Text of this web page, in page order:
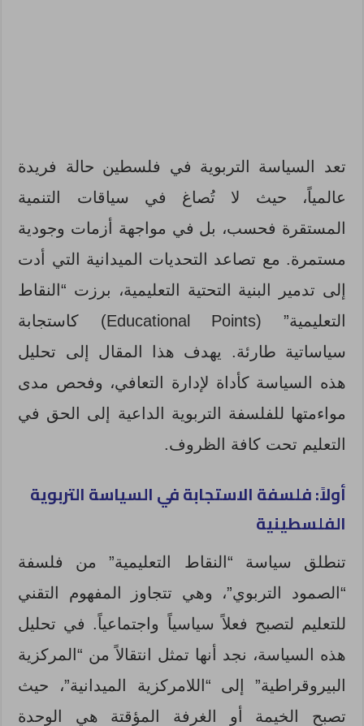
تعد السياسة التربوية في فلسطين حالة فريدة
عالمياً، حيث لا تُصاغ في سياقات التنمية
المستقرة فحسب، بل في مواجهة أزمات وجودية
مستمرة. مع تصاعد التحديات الميدانية التي أدت
إلى تدمير البنية التحتية التعليمية، برزت “النقاط
التعليمية” (Educational Points) كاستجابة
سياساتية طارئة. يهدف هذا المقال إلى تحليل
هذه السياسة كأداة لإدارة التعافي، وفحص مدى
مواءمتها للفلسفة التربوية الداعية إلى الحق في
التعليم تحت كافة الظروف.
أولاً: فلسفة الاستجابة في السياسة التربوية
الفلسطينية
تنطلق سياسة “النقاط التعليمية” من فلسفة
“الصمود التربوي”، وهي تتجاوز المفهوم التقني
للتعليم لتصبح فعلاً سياسياً واجتماعياً. في تحليل
هذه السياسة، نجد أنها تمثل انتقالاً من “المركزية
البيروقراطية” إلى “اللامركزية الميدانية”، حيث
تصبح الخيمة أو الغرفة المؤقتة هي الوحدة